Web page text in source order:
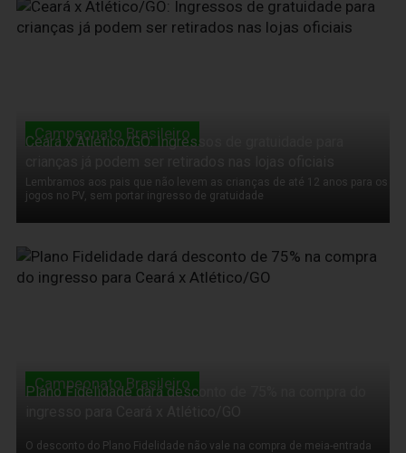
08 de Setembro de 2011
Campeonato Brasileiro
Ceará x Atlético/GO: Ingressos de gratuidade para
Lembramos aos pais que não levem as crianças de até 12 anos para os
jogos no PV, sem portar ingresso de gratuidade
08 de Setembro de 2011
Campeonato Brasileiro
Plano Fidelidade dará desconto de 75% na compra do
O desconto do Plano Fidelidade não vale na compra de meia-entrada